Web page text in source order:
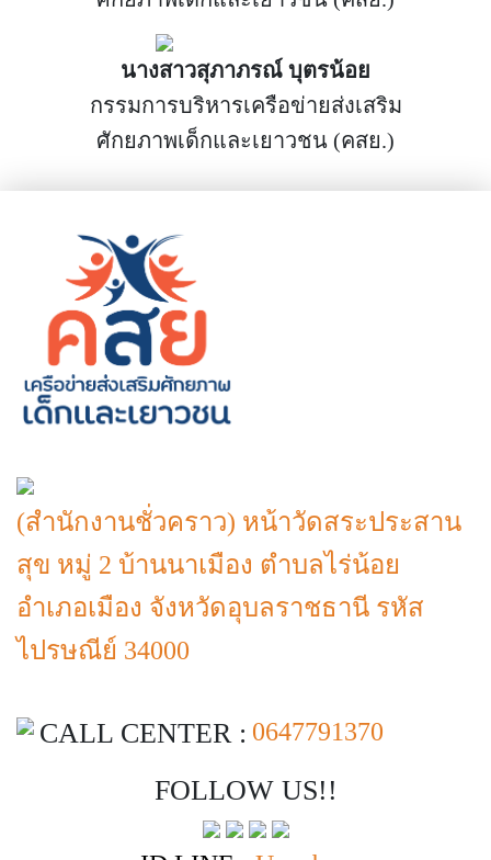
นางสาวสุภาภรณ์ บุตรน้อย
กรรมการบริหารเครือข่ายส่งเสริม
ศักยภาพเด็กและเยาวชน (คสย.)
(สำนักงานชั่วคราว) หน้าวัดสระประสาน
สุข หมู่ 2 บ้านนาเมือง ตำบลไร่น้อย
อำเภอเมือง จังหวัดอุบลราชธานี รหัส
ไปรษณีย์ 34000
CALL CENTER : 0647791370
FOLLOW US!!